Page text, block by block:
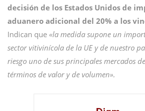
decisión de los Estados Unidos de
aduanero adicional del 20% a los
Indican que «la medida supone un
sector vitivinícola de la UE y de nuestro
riesgo uno de sus principales mercados
términos de valor y de volumen».